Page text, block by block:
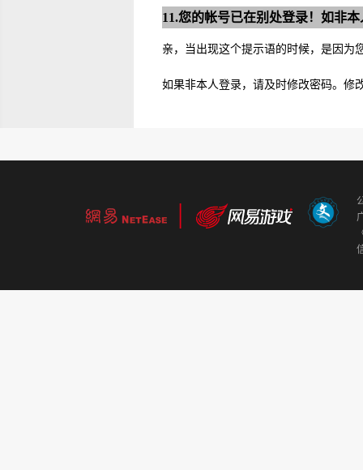
11.您的帐号已在别处登录！如非
亲，当出现这个提示语的时候，是因为
如果非本人登录，请及时修改密码。修